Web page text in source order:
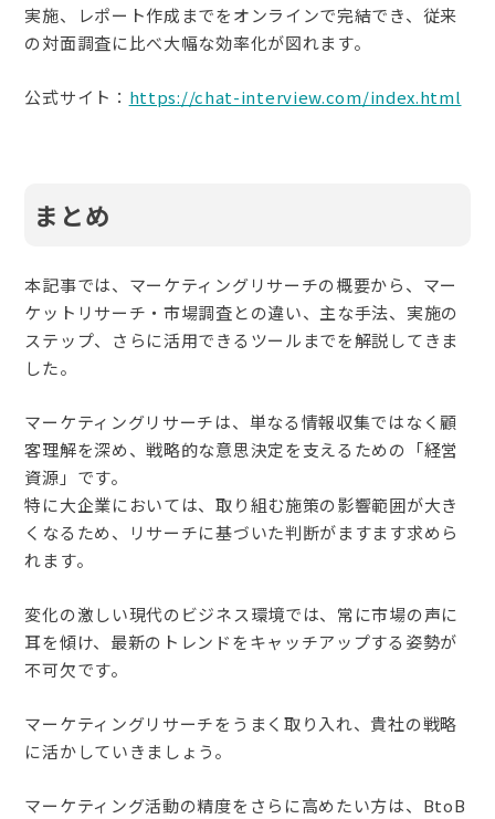
実施、レポート作成までをオンラインで完結でき、従来
の対面調査に比べ大幅な効率化が図れます。
公式サイト： https://chat-interview.com/index.html
まとめ
本記事では、マーケティングリサーチの概要から、マー
ケットリサーチ・市場調査との違い、主な手法、実施の
ステップ、さらに活用できるツールまでを解説してきま
した。
マーケティングリサーチは、単なる情報収集ではなく顧
客理解を深め、戦略的な意思決定を支えるための「経営
資源」です。
特に大企業においては、取り組む施策の影響範囲が大き
くなるため、リサーチに基づいた判断がますます求めら
れます。
変化の激しい現代のビジネス環境では、常に市場の声に
耳を傾け、最新のトレンドをキャッチアップする姿勢が
不可欠です。
マーケティングリサーチをうまく取り入れ、貴社の戦略
に活かしていきましょう。
マーケティング活動の精度をさらに高めたい方は、BtoB